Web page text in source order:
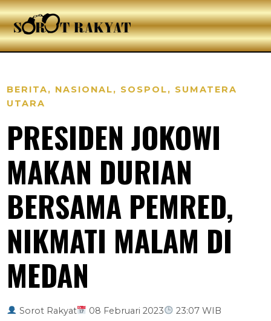
BERITA, NASIONAL, SOSPOL, SUMATERA
UTARA
PRESIDEN JOKOWI
MAKAN DURIAN
BERSAMA PEMRED,
NIKMATI MALAM DI
MEDAN
Sorot Rakyat 08 Februari 2023 23:07 WIB